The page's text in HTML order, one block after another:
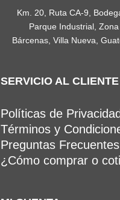
Km. 20, Ruta CA-9,
Parque Industrial, Zona
Bárcenas, Villa Nueva,
SERVICIO AL CLIENTE
Políticas de
Términos y
Preguntas Frecuentes
¿Cómo comprar o